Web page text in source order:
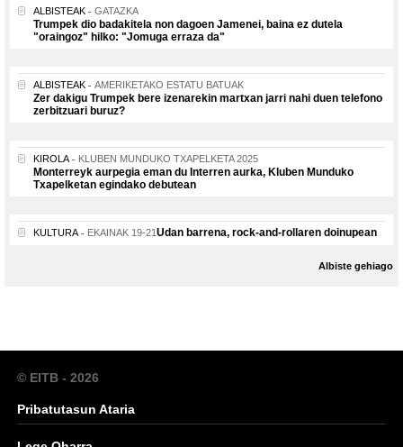
ALBISTEAK GATAZKA
Trumpek dio badakitela non dagoen Jamenei, baina ez dutela
"oraingoz" hilko: "Jomuga erraza da"
ALBISTEAK AMERIKETAKO ESTATU BATUAK
Zer dakigu Trumpek bere izenarekin martxan jarri nahi duen telefono
zerbitzuari buruz?
KIROLA KLUBEN MUNDUKO TXAPELKETA 2025
Monterreyk aurpegia eman du Interren aurka, Kluben Munduko
Txapelketan egindako debutean
KULTURA EKAINAK 19-21Udan barrena, rock-and-rollaren doinupean
Albiste gehiago
© EITB - 2026
Pribatutasun Ataria